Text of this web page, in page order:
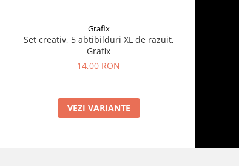
Grafix
Set creativ, 5 abtibilduri XL de razuit,
Grafix
14,00 RON
VEZI VARIANTE